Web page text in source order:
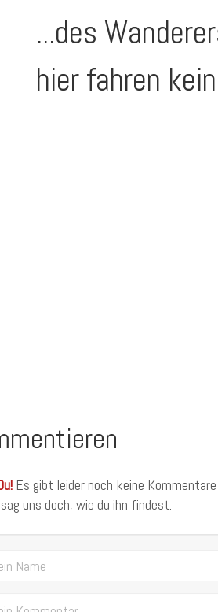
...des
hier fahren
Es gibt leider noch keine
uns doch, wie du ihn findest.